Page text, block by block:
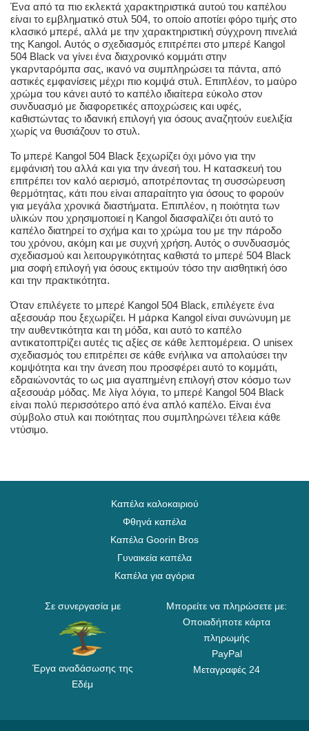
Ένα από τα πιο εκλεκτά χαρακτηριστικά αυτού του καπέλου
είναι το εμβληματικό στυλ 504, το οποίο αποτίει φόρο τιμής στο
κλασικό μπερέ, αλλά με την χαρακτηριστική σύγχρονη πινελιά
της Kangol. Αυτός ο σχεδιασμός επιτρέπει στο μπερέ Kangol
504 Black να γίνει ένα διαχρονικό κομμάτι στην
γκαρνταρόμπα σας, ικανό να συμπληρώσει τα πάντα, από
αστικές εμφανίσεις μέχρι πιο κομψά στυλ. Επιπλέον, το μαύρο
χρώμα του κάνει αυτό το καπέλο ιδιαίτερα εύκολο στον
συνδυασμό με διαφορετικές αποχρώσεις και υφές,
καθιστώντας το ιδανική επιλογή για όσους αναζητούν ευελιξία
χωρίς να θυσιάζουν το στυλ.
Το μπερέ Kangol 504 Black ξεχωρίζει όχι μόνο για την
εμφάνισή του αλλά και για την άνεσή του. Η κατασκευή του
επιτρέπει τον καλό αερισμό, αποτρέποντας τη συσσώρευση
θερμότητας, κάτι που είναι απαραίτητο για όσους το φορούν
για μεγάλα χρονικά διαστήματα. Επιπλέον, η ποιότητα των
υλικών που χρησιμοποιεί η Kangol διασφαλίζει ότι αυτό το
καπέλο διατηρεί το σχήμα και το χρώμα του με την πάροδο
του χρόνου, ακόμη και με συχνή χρήση. Αυτός ο συνδυασμός
σχεδιασμού και λειτουργικότητας καθιστά το μπερέ 504 Black
μια σοφή επιλογή για όσους εκτιμούν τόσο την αισθητική όσο
και την πρακτικότητα.
Όταν επιλέγετε το μπερέ Kangol 504 Black, επιλέγετε ένα
αξεσουάρ που ξεχωρίζει. Η μάρκα Kangol είναι συνώνυμη με
την αυθεντικότητα και τη μόδα, και αυτό το καπέλο
αντικατοπτρίζει αυτές τις αξίες σε κάθε λεπτομέρεια. Ο unisex
σχεδιασμός του επιτρέπει σε κάθε ενήλικα να απολαύσει την
κομψότητα και την άνεση που προσφέρει αυτό το κομμάτι,
εδραιώνοντάς το ως μια αγαπημένη επιλογή στον κόσμο των
αξεσουάρ μόδας. Με λίγα λόγια, το μπερέ Kangol 504 Black
είναι πολύ περισσότερο από ένα απλό καπέλο. Είναι ένα
σύμβολο στυλ και ποιότητας που συμπληρώνει τέλεια κάθε
ντύσιμο.
Καπέλα καλοκαιριού
Φθηνά καπέλα
Καπέλα Goorin Bros
Γυναικεία καπέλα
Καπέλα για αγόρια
Σε συνεργασία με
Έργα αναδάσωσης της
Εδέμ
Μπορείτε να πληρώσετε με:
Οποιαδήποτε κάρτα
πληρωμής
PayPal
Μεταγραφές 24